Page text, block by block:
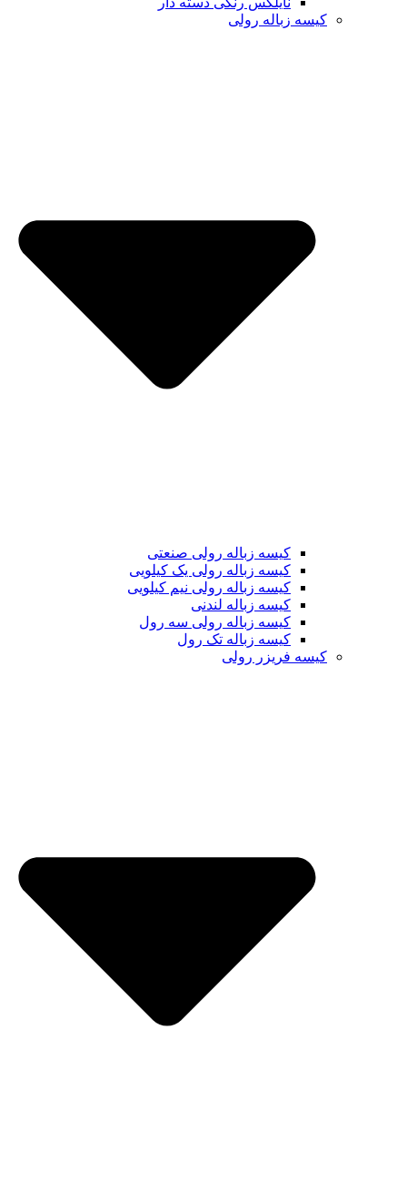
کیسه زباله رولی
کیسه زباله رولی صنعتی
کیسه زباله رولی یک کیلویی
کیسه زباله رولی نیم کیلویی
کیسه زباله لندنی
کیسه زباله رولی سه رول
کیسه زباله تک رول
کیسه فریزر رولی